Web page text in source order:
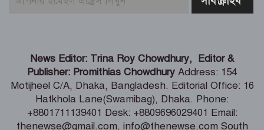
পারে আওয়ামী লীগ – রাশেদ খাঁন
দেশের পর্যটনকে খাতকে জনপ্রিয় করতে কাজ
করেছে সরকার – পর্যটনমন্ত্রী
স্বস্তির বার্তা পেলেন থালাপতি বিজয়, মামলা
প্রত্যাহার স্ত্রীর
News Editor: Trina Roy Chowdhury, Editor &
Publisher: Promithias Chowdhury Address: 154
Motijheel C/A, Dhaka, Bangladesh. Editorial Office: 16
Hatkhola Lane(Swamibag), Dhaka. Phone:
+8801711139401 Desk: +8809696029401 Email:
thenewse@gmail.com, info@thenewse.com South